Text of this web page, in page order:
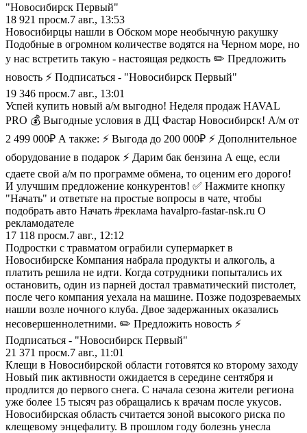
"Новосибирск Первый"
18 921 просм.7 авг., 13:53
Новосибирцы нашли в Обском море необычную ракушку
Подобные в огромном количестве водятся на Черном море, но
у нас встретить такую - настоящая редкость ✏️ Предложить
новость ⚡ Подписаться - "Новосибирск Первый"
19 346 просм.7 авг., 13:01
Успей купить новый а/м выгодно! Неделя продаж HAVAL
PRO 💰 Выгодные условия в ДЦ Фастар Новосибирск! А/м от
2 499 000₽ А также: ⚡ Выгода до 200 000₽ ⚡ Дополнительное
оборудование в подарок ⚡ Дарим бак бензина А еще, если
сдаете свой а/м по программе обмена, то оценим его дорого!
И улучшим предложение конкурентов! ✅ Нажмите кнопку
"Начать" и ответьте на простые вопросы в чате, чтобы
подобрать авто Начать #реклама havalpro-fastar-nsk.ru О
рекламодателе
17 118 просм.7 авг., 12:12
Подростки с травматом ограбили супермаркет в
Новосибирске Компания набрала продукты и алкоголь, а
платить решила не идти. Когда сотрудники попытались их
остановить, один из парней достал травматический пистолет,
после чего компания уехала на машине. Позже подозреваемых
нашли возле ночного клуба. Двое задержанных оказались
несовершеннолетними. ✏️ Предложить новость ⚡
Подписаться - "Новосибирск Первый"
21 371 просм.7 авг., 11:01
Клещи в Новосибирской области готовятся ко второму заходу
Новый пик активности ожидается в середине сентября и
продлится до первого снега. С начала сезона жители региона
уже более 15 тысяч раз обращались к врачам после укусов.
Новосибирская область считается зоной высокого риска по
клещевому энцефалиту. В прошлом году болезнь унесла